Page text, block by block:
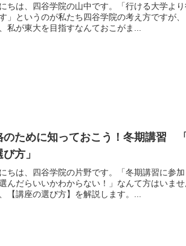
ちは、四谷学院の山中です。「行ける大学よ
」というのが私たち四谷学院の考え方ですが
私が東大を目指すなんておこがま...
のために知っておこう！冬期講習
方」
ちは、四谷学院の片野です。「冬期講習に参
んだらいいかわからない！」なんて方はいま
【講座の選び方】を解説します。...